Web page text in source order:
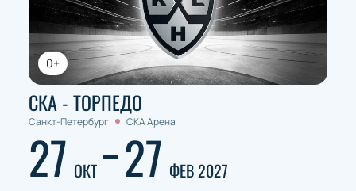
0+
СКА - ТОРПЕДО
Санкт-Петербург СКА Арена
27 ОКТ 27 ФЕВ 2027